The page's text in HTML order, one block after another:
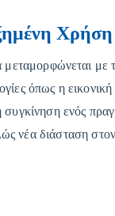
Χρήση
με
όπως η
ενός
νέα διάσταση